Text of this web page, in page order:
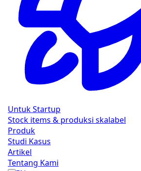
Untuk Startup
Stock items & produksi skalabel
Produk
Studi Kasus
Artikel
Tentang Kami